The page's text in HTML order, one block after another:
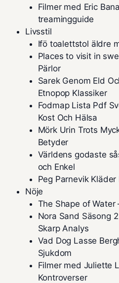
Filmer med Eric
treamingguide
Livsstil
Ifö toalettstol äldre
Places to visit in
Pärlor
Sarek Genom Eld
Etnopop Klassiker
Fodmap Lista Pdf
Kost Och Hälsa
Mörk Urin Trots
Betyder
Världens godaste
och Enkel
Peg Parnevik
Nöje
The Shape of Water
Nora Sand Säsong
Skarp Analys
Vad Dog Lasse
Sjukdom
Filmer med Juliette
Kontroverser